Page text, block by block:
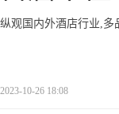
纵观国内外酒店行业,多
2023-10-26 18:08